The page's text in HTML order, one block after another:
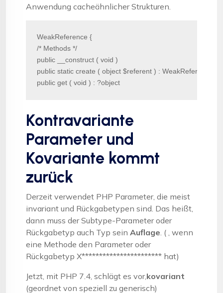
Anwendung cacheähnlicher Strukturen.
WeakReference {
/* Methods */
public __construct ( void )
public static create ( object $referent ) : WeakReference
public get ( void ) : ?object
Kontravariante
Parameter und
Kovariante kommt
zurück
Derzeit verwendet PHP Parameter, die meist
invariant und Rückgabetypen sind. Das heißt,
dann muss der Subtype-Parameter oder
Rückgabetyp auch Typ sein Auflage. ( , wenn
eine Methode den Parameter oder
Rückgabetyp X*********************** hat)
Jetzt, mit PHP 7.4, schlägt es vor,kovariant
(geordnet von speziell zu generisch)